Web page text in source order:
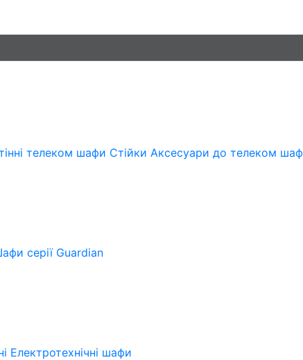
телеком шафи Стійки Аксесуари до телеком шаф
серії Guardian
Електротехнічні шафи